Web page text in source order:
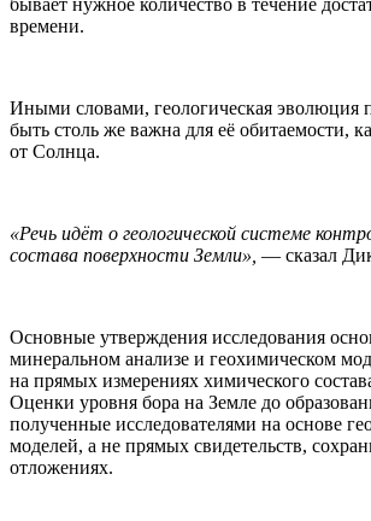
времени.
Иными словами, геологическая эволюция
быть столь же важна для её обитаемости,
от Солнца.
«Речь идёт о геологической системе
состава поверхности Земли», — сказал
Основные утверждения исследования
минеральном анализе и геохимическом
на прямых измерениях химического
Оценки уровня бора на Земле до
полученные исследователями на основе
моделей, а не прямых свидетельств,
отложениях.